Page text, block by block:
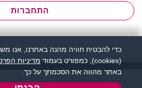
התחברות
כדי להבטיח חוויה מהנה באתרנו, אנו
(cookies), כמפורט בעמוד
מדיניות
באתר מהווה את הסכמתך על כך.